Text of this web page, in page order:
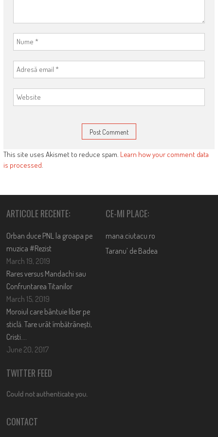
This site uses Akismet to reduce spam. Learn how your comment data
is processed.
ARTICOLE RECENTE:
Orban duce PNL la groapa pe
muzica #Rezist
March 19, 2019
Rares versus Mandachi sau
Confruntarea Titanilor
March 15, 2019
Moroiul care bântuie liber pe
sticlă. Tare urât îmbătrânești,
Cristi….
June 20, 2017
CE-MI PLACE:
mana.ciutacu.ro
Taranu’ de Badea
TWITTER FEED
Could not authenticate you.
CONTACT